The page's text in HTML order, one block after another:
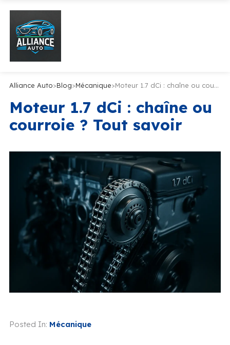
Alliance Auto>Blog>Mécanique> Moteur 1.7 dCi : chaîne ou courroie ? Tout savoir
Moteur 1.7 dCi : chaîne ou
courroie ? Tout savoir
Posted In: Mécanique